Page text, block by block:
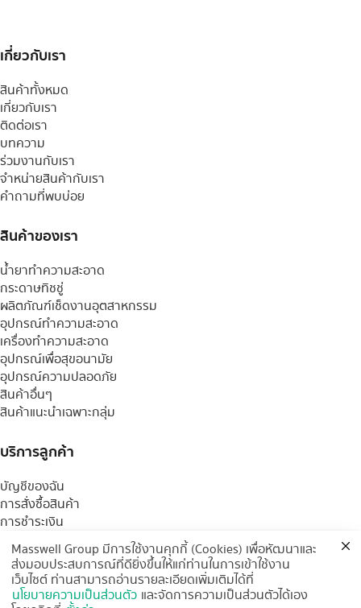
เกี่ยวกับเรา
สินค้าทั้งหมด
เกี่ยวกับเรา
ติดต่อเรา
บทความ
ร่วมงานกับเรา
จำหน่ายสินค้ากับเรา
คำถามที่พบบ่อย
สินค้าของเรา
น้ำยาทำความสะอาด
กระดาษทิชชู่
ผลิตภัณฑ์เช็ดงานอุตสาหกรรม
อุปกรณ์ทำความสะอาด
เครื่องทำความสะอาด
อุปกรณ์เพื่อสุขอนามัย
อุปกรณ์ความปลอดภัย
สินค้าอื่นๆ
สินค้าแนะนำเฉพาะกลุ่ม
บริการลูกค้า
บัญชีของฉัน
การสั่งซื้อสินค้า
การชำระเงิน
การจัดส่งสินค้า
ตรวจสอบสถานะจัดส่ง
การเปลี่ยนสินค้า / คืนสินค้า
บริการหลังการขาย
Masswell Group มีการใช้งานคุกกี้ (Cookies) เพื่อหัฒนาและ
ส่งมอบประสบการณ์ที่ดียิ่งขึ้นให้แก่ท่านในการเข้าใช้งาน
เว็บไซต์ ท่านสามารถอ่านรายละเอียดเพิ่มเติมได้ที่
นโยบายความเป็นส่วนตัว และจัดการความเป็นส่วนตัวได้เอง